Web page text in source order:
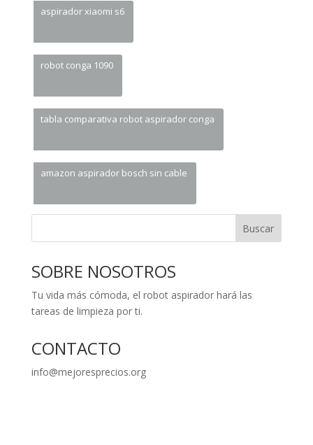
aspirador xiaomi s6
robot conga 1090
tabla comparativa robot aspirador conga
amazon aspirador bosch sin cable
Buscar
SOBRE NOSOTROS
Tu vida más cómoda, el robot aspirador hará las
tareas de limpieza por ti.
CONTACTO
info@mejoresprecios.org